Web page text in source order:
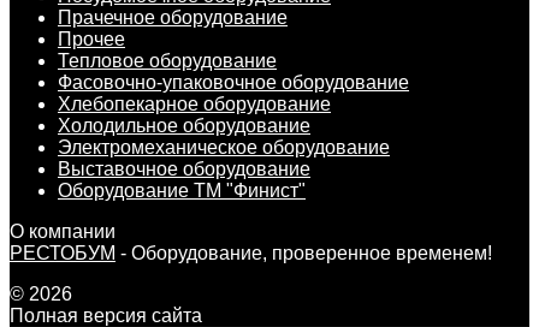
Прачечное оборудование
Прочее
Тепловое оборудование
Фасовочно-упаковочное оборудование
Хлебопекарное оборудование
Холодильное оборудование
Электромеханическое оборудование
Выставочное оборудование
Оборудование ТМ "Финист"
О компании
РЕСТОБУМ - Оборудование, проверенное временем!
© 2026
Полная версия сайта